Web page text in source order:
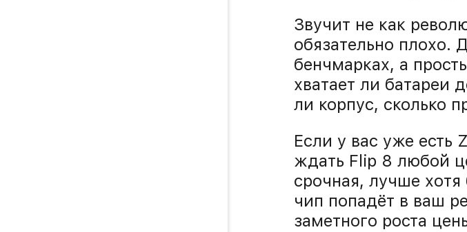
Звучит не как
обязательно плохо.
бенчмарках, а
хватает ли батареи
ли корпус, сколько
Если у вас уже есть
ждать Flip 8 любой
срочная, лучше
чип попадёт в ваш
заметного роста